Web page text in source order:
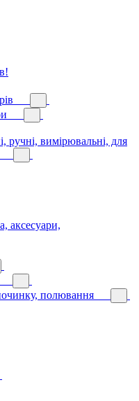
ручні, вимірювальні, для
аксесуари,
полювання